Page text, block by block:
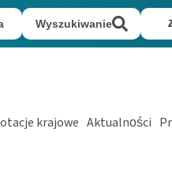
Wyszukiwanie
krajowe Aktualności